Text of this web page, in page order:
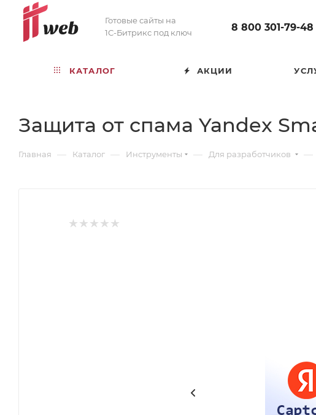
Готовые сайты на
1С-Битрикс под ключ
8 800 301-79-48
КАТАЛОГ АКЦИИ
Защита от спама Yandex
Главная — Каталог — Инструменты — Для разработчиков —